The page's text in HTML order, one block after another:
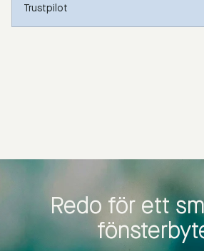
Trustpilot
Redo för ett